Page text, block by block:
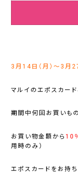
3月14日（月）～3月27
マルイのエポスカー
期間中何回お買いもの
お買い物金額から10
用時のみ）
エポスカードをお持